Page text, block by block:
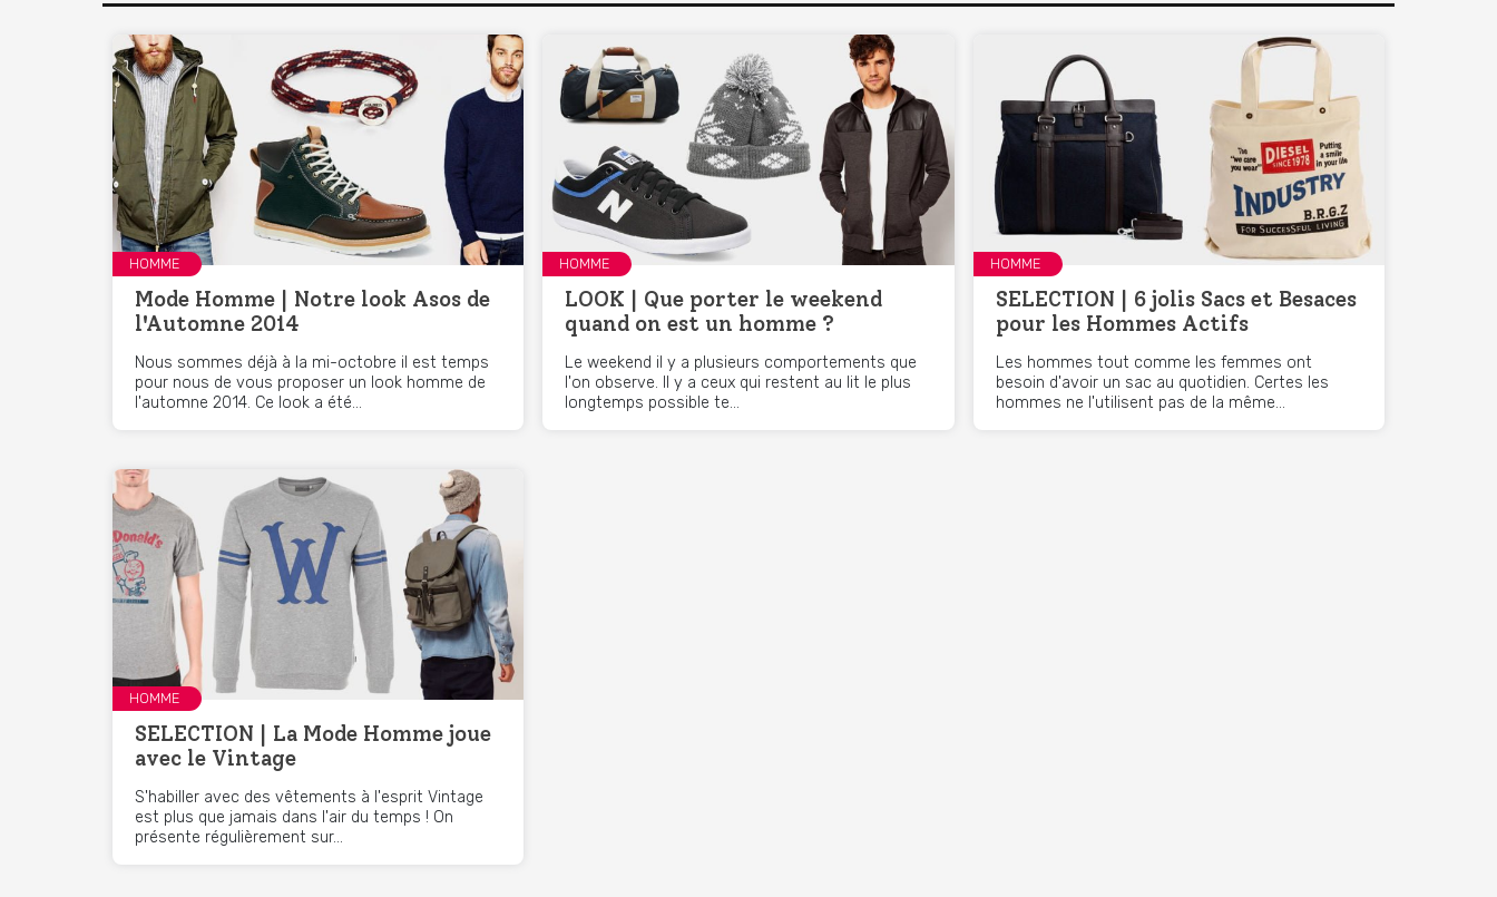
HOMME
Mode Homme | Notre look Asos de
l'Automne 2014
Nous sommes déjà à la mi-octobre il est temps
pour nous de vous proposer un look homme de
l'automne 2014. Ce look a été...
HOMME
LOOK | Que porter le weekend
quand on est un homme ?
Le weekend il y a plusieurs comportements que
l'on observe. Il y a ceux qui restent au lit le plus
longtemps possible te...
HOMME
SELECTION | 6 jolis Sacs et Besaces
pour les Hommes Actifs
Les hommes tout comme les femmes ont
besoin d'avoir un sac au quotidien. Certes les
hommes ne l'utilisent pas de la même...
HOMME
SELECTION | La Mode Homme joue
avec le Vintage
S'habiller avec des vêtements à l'esprit Vintage
est plus que jamais dans l'air du temps ! On
présente régulièrement sur...